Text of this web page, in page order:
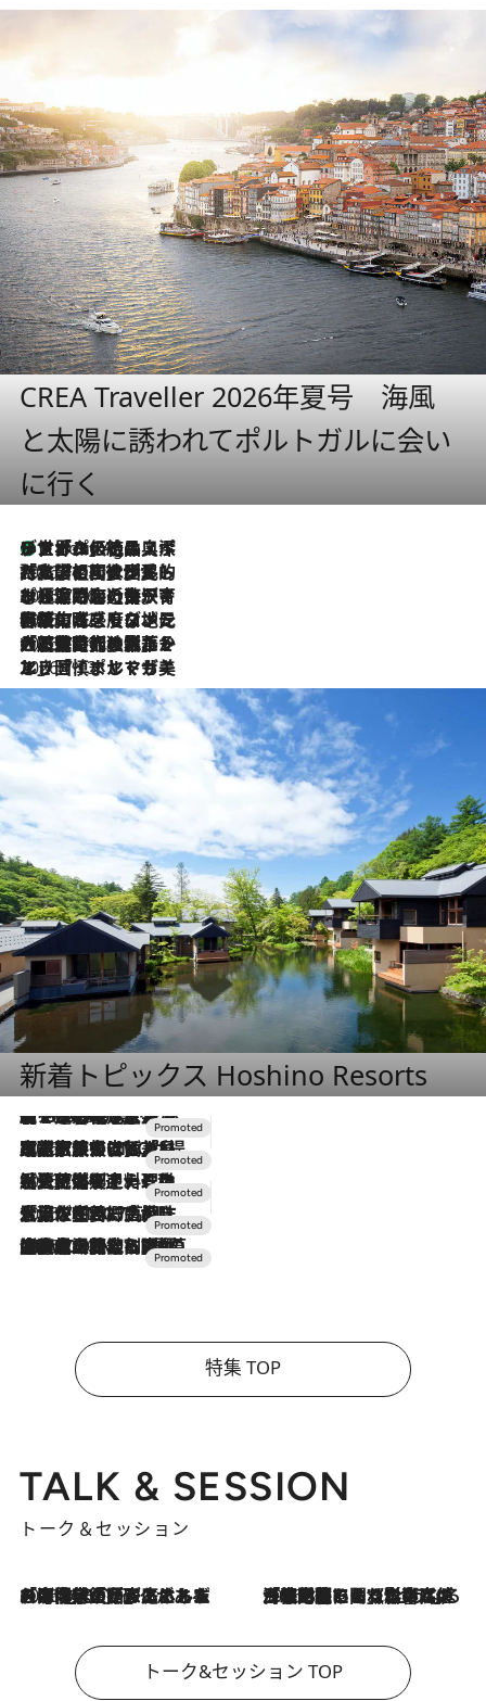
CREA Traveller 2026年夏号 海風
と太陽に誘われてポルトガルに会い
に行く
1 Hour Ago
リスボンの絶品スイーツ「パステル・デ・ナタ」とは？ポルトガル伝統の奥深い世界へ
2026.7.27
「私の祖国はポルトガル語です」国民的詩人フェルナンド・ペソアと、彼が愛した文学の街を歩く
2026.7.26
ポルトガル近海が育む極上の海の幸。キリリと冷えた白ワインと愉しむ、シーフード専門店の贅沢
2026.7.22
伝統の味をモダンに昇華。高感度な地元客が集う、リスボンの最旬ガストロノミー
2026.7.21
大航海時代の栄華から、震災、独裁、そして革命へ。ポルトガル・首都リスボンの石畳に刻まれた「歴史の光と影」
2026.7.13
エッセイ・ヤマザキマリ「慎ましくも美しき国 ポルトガル」
新着トピックス Hoshino Resorts
2026.8.7
【トンボの足水浴】ヒノキの香りに包まれて涼感マックス！約13℃の湧水かけ流しを避暑地「星野温泉 トンボの湯」で体験
2026.7.31
【ホテル帰省】という選択肢をOMOが提案。家族とほどよい距離を保つには「昼は実家、夜は気兼ねなくホテルで！」
2026.7.24
【夏限定ディナーコース】旬を迎える稚鮎や花ズッキーニなどをイタリア・トスカーナの郷土料理の手法で満喫！
2026.7.17
「土佐和ハーブかき氷」がOMO7高知に登場！生姜、山椒、大葉など目にも舌にも涼を呼ぶ郷土の味
2026.7.10
NEW OPEN！【界 草津】名湯の地に誕生。趣の異なる2種の温泉と上州ならではの会席・蕎麦割烹など美食を味わう究極の癒やし旅
特集 TOP
TALK & SESSION
トーク＆セッション
2026.8.3
「今後値上げがあるとすれば…」「リスクがあるのは今年の冬」エネルギー専門家が語る、ホルムズ海峡封鎖が家庭にもたらす“ある心配” 2026.8.3
「住宅建てられない…」「サーチャージ料の高値が続いている」ホルムズ海峡封鎖による影響はいつまで続く？《エネルギー専門家に聞く“どうなる日本の暮らし”》
トーク&セッション TOP